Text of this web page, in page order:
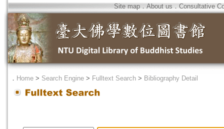
Site map．About us ． Consultative
． Home > Search Engine > Fulltext Search > Bibliography Detail